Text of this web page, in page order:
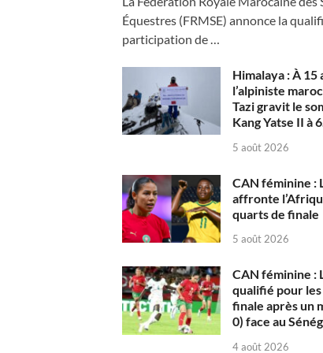
Équestres (FRMSE) annonce la
participation de …
Himalaya : À 15
l’alpiniste
Tazi gravit le
Kang Yatse II à
5 août 2026
CAN féminine :
affronte
quarts de finale
5 août 2026
CAN féminine :
qualifié pour
finale après un
0) face au
4 août 2026